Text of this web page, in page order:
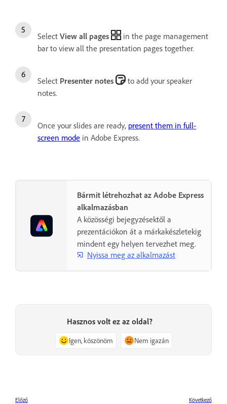
Select View all pages
in the page management
bar to view all the presentation pages together.
Select Presenter notes
to add your speaker
notes.
Once your slides are ready, present them in full-
screen mode in Adobe Express.
Bármit létrehozhat az Adobe Express
alkalmazásban
A közösségi bejegyzésektől a
prezentációkon át a márkakészletekig
mindent egy helyen tervezhet meg.
Nyissa meg az alkalmazást
Hasznos volt ez az oldal?
Igen, köszönöm Nem igazán
Előző Következő